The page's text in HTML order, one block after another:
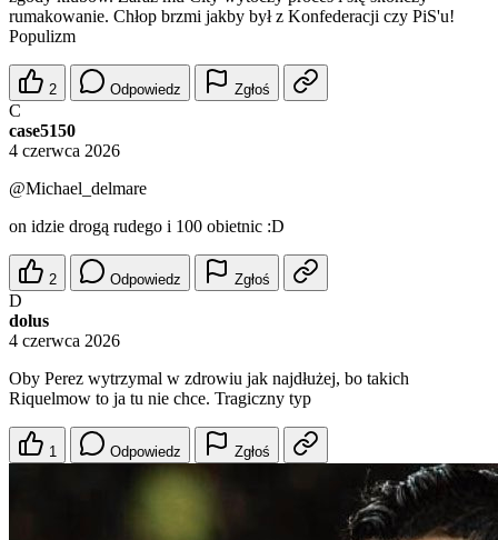
rumakowanie. Chłop brzmi jakby był z Konfederacji czy PiS'u!
Populizm
2 Odpowiedz Zgłoś
C
case5150
4 czerwca 2026
@Michael_delmare
on idzie drogą rudego i 100 obietnic :D
2 Odpowiedz Zgłoś
D
dolus
4 czerwca 2026
Oby Perez wytrzymal w zdrowiu jak najdłużej, bo takich
Riquelmow to ja tu nie chce. Tragiczny typ
1 Odpowiedz Zgłoś